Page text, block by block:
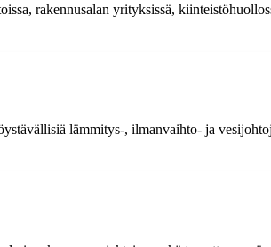
rakennusalan yrityksissä,
lämmitys-, ilmanvaihto- ja